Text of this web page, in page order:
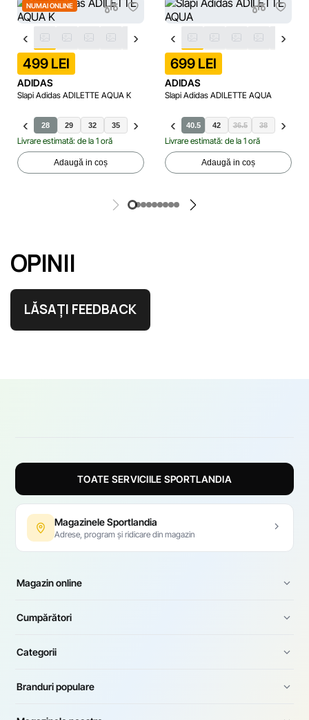
NUMAI ONLINE
499 LEI
ADIDAS
Slapi Adidas ADILETTE AQUA K
28 29 32 35 31 34 36.5 38 39.5
Livrare estimată: de la 1 oră
Adaugă in coș
699 LEI
ADIDAS
Slapi Adidas ADILETTE AQUA
40.5 42 36.5 38 39.5
Livrare estimată: de la 1 oră
Adaugă in coș
OPINII
LĂSAȚI FEEDBACK
TOATE SERVICIILE SPORTLANDIA
Magazinele Sportlandia
Adrese, program și ridicare din magazin
Magazin online
Cumpărători
Categorii
Branduri populare